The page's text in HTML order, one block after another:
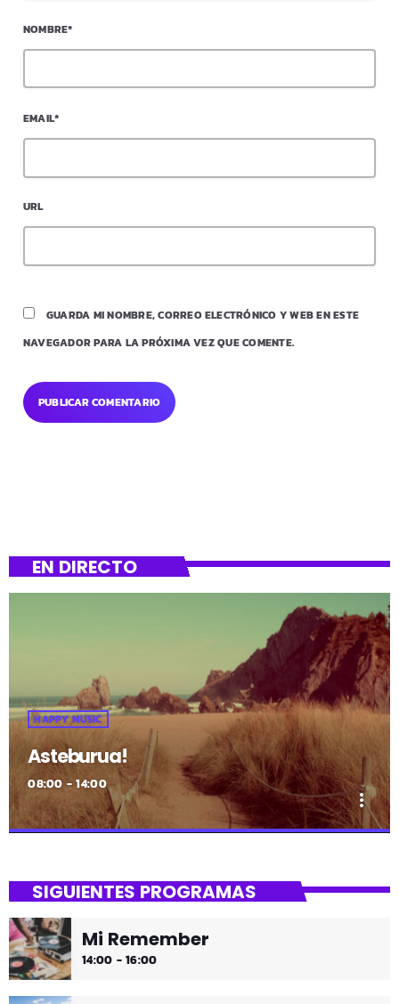
NOMBRE*
EMAIL*
URL
GUARDA MI NOMBRE, CORREO ELECTRÓNICO Y WEB EN ESTE
NAVEGADOR PARA LA PRÓXIMA VEZ QUE COMENTE.
EN DIRECTO
HAPPY MUSIC
Asteburua!
08:00 - 14:00
more_vert
¡Es fin de semana!
¡Música y más música los fines de semana!
SIGUIENTES PROGRAMAS
Mi Remember
14:00 - 16:00